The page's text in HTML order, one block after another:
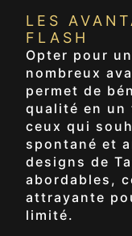
LES
FLASH
Opter pour
nombreux
permet de
qualité en un
ceux qui
spontané et
designs de
abordables,
attrayante
limité.